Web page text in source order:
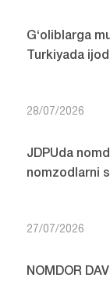
G‘oliblarga
Turkiyada
28/07/2026
JDPUda
nomzodlarni
27/07/2026
NOMDOR